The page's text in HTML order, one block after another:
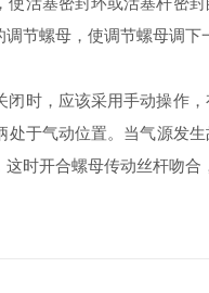
节螺母，使调节螺母调下
，应该采用手动操作，
于气动位置。当气源发
时开合螺母传动丝杆吻合